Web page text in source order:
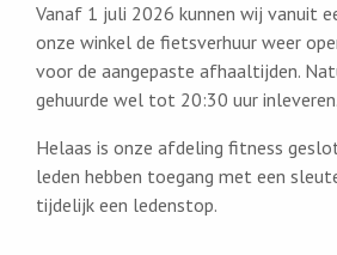
Fietsverhuur Renesse
Renesse aanzee.nl
Vanaf 1 juli 2026 kunnen wij vanuit
onze winkel de fietsverhuur weer
voor de aangepaste afhaaltijden.
gehuurde wel tot 20:30 uur inleveren.
Helaas is onze afdeling fitness
leden hebben toegang met een
tijdelijk een ledenstop.